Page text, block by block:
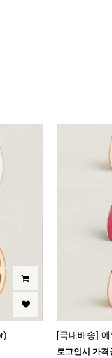
[국내배송]
로그인시 가격